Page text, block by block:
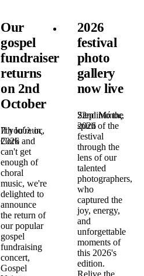
Our
gospel
fundraiser
returns
on 2nd
October
7th Ιούλιος,
2026
If you're in
Cork and
can't get
enough of
choral
music, we're
delighted to
announce
the return of
our popular
gospel
fundraising
concert,
Gospel
2026
festival
photo
gallery
now live
22nd Μάιος,
2026
Step into the
spirit of the
festival
through the
lens of our
talented
photographers,
who
captured the
joy, energy,
and
unforgettable
moments of
this 2026's
edition.
Relive the